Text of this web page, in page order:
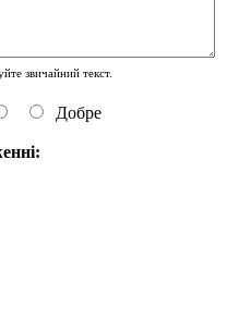
звичайний текст.
Добре